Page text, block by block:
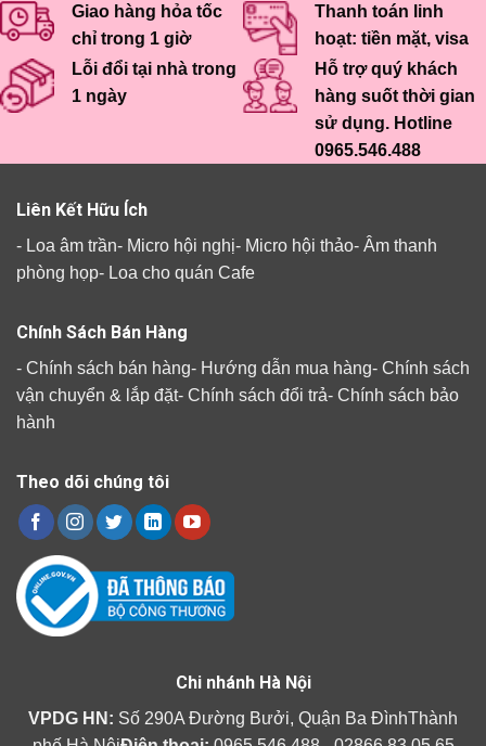
Giao hàng hỏa tốc
chỉ trong 1 giờ
Thanh toán linh
hoạt: tiền mặt, visa
Lỗi đổi tại nhà trong
1 ngày
Hỗ trợ quý khách
hàng suốt thời gian
sử dụng. Hotline
0965.546.488
Liên Kết Hữu Ích
- Loa âm trần- Micro hội nghị- Micro hội thảo- Âm thanh
phòng họp- Loa cho quán Cafe
Chính Sách Bán Hàng
- Chính sách bán hàng- Hướng dẫn mua hàng- Chính sách
vận chuyển & lắp đặt- Chính sách đổi trả- Chính sách bảo
hành
Theo dõi chúng tôi
Chi nhánh Hà Nội
VPDG HN: Số 290A Đường Bưởi, Quận Ba ĐìnhThành